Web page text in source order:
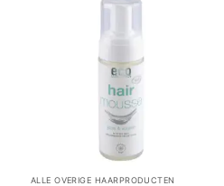
ALLE OVERIGE HAARPRODUCTEN